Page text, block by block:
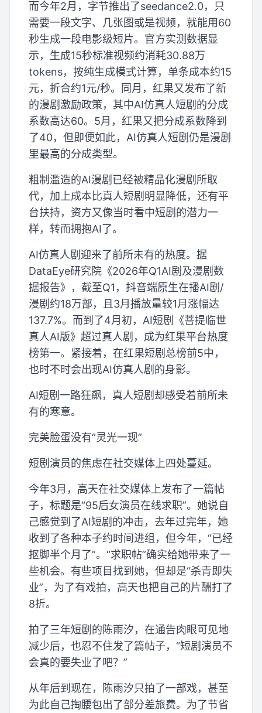
而今年2月，字节推出了seedance2.0，只
需要一段文字、几张图或是视频，就能用60
秒生成一段电影级短片。官方实测数据显
示，生成15秒标准视频约消耗30.88万
tokens，按纯生成模式计算，单条成本约15
元，折合约1元/秒。同月，红果又发布了新
的漫剧激励政策，其中AI仿真人短剧的分成
系数高达60。5月，红果又把分成系数降到
了40，但即便如此，AI仿真人短剧仍是漫剧
里最高的分成类型。
粗制滥造的AI漫剧已经被精品化漫剧所取
代，加上成本比真人短剧明显降低，还有平
台扶持，资方又像当时看中短剧的潜力一
样，转而拥抱AI了。
AI仿真人剧迎来了前所未有的热度。据
DataEye研究院《2026年Q1AI剧及漫剧数
据报告》，截至Q1，抖音端原生在播AI剧/
漫剧约18万部，且3月播放量较1月涨幅达
137.7%。而到了4月初，AI短剧《菩提临世
真人AI版》超过真人剧，成为红果平台热度
榜第一。紧接着，在红果短剧总榜前5中，
也时不时会出现AI仿真人剧的身影。
AI短剧一路狂飙，真人短剧却感受着前所未
有的寒意。
完美脸蛋没有“灵光一现”
短剧演员的焦虑在社交媒体上四处蔓延。
今年3月，高天在社交媒体上发布了一篇帖
子，标题是“95后女演员在线求职”。她说自
己感觉到了AI短剧的冲击，去年过完年，她
收到了各种本子约时间进组，但今年，“已经
抠脚半个月了”。“求职帖”确实给她带来了一
些机会。有些项目找到她，但却是“杀青即失
业”，为了有戏拍，高天也把自己的片酬打了
8折。
拍了三年短剧的陈雨汐，在通告肉眼可见地
减少后，也忍不住发了篇帖子，“短剧演员不
会真的要失业了吧？”
从年后到现在，陈雨汐只拍了一部戏，甚至
为此自己掏腰包出了部分差旅费。为了节省